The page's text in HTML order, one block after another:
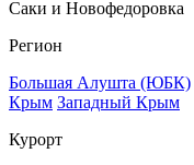
Саки и Новофедоровка
Регион
Большая Алушта (ЮБК)
Крым Западный Крым
Курорт